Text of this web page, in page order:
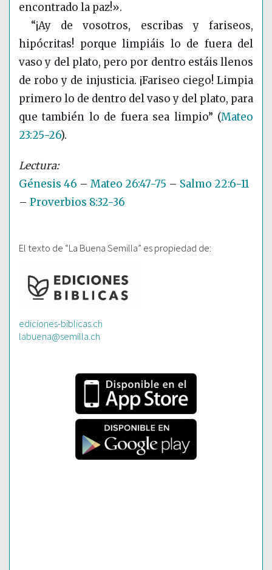
encontrado la paz!».
“¡Ay de vosotros, escribas y fariseos,
hipócritas! porque limpiáis lo de fuera del
vaso y del plato, pero por dentro estáis llenos
de robo y de injusticia. ¡Fariseo ciego! Limpia
primero lo de dentro del vaso y del plato, para
que también lo de fuera sea limpio” (Mateo
23:25-26).
Génesis 46 – Mateo 26:47-75 – Salmo 22:6-11
– Proverbios 8:32-36
El texto de “La Buena Semilla” es propiedad de:
ediciones-biblicas.ch
labuena@semilla.ch